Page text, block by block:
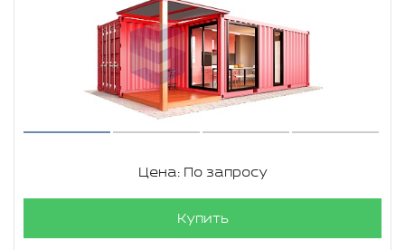
Цена: По запросу
Купить